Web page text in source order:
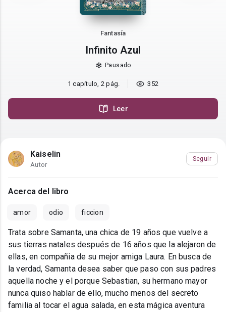
Fantasía
Infinito Azul
Pausado
1 capítulo, 2 pág. 352
Leer
Kaiselin
Autor
Seguir
Acerca del libro
amor odio ficcion
Trata sobre Samanta, una chica de 19 años que vuelve a
sus tierras natales después de 16 años que la alejaron de
ellas, en compañia de su mejor amiga Laura. En busca de
la verdad, Samanta desea saber que paso con sus padres
aquella noche y el porque Sebastian, su hermano mayor
nunca quiso hablar de ello, mucho menos del secreto
familia al tocar el agua salada, en esta mágica aventura